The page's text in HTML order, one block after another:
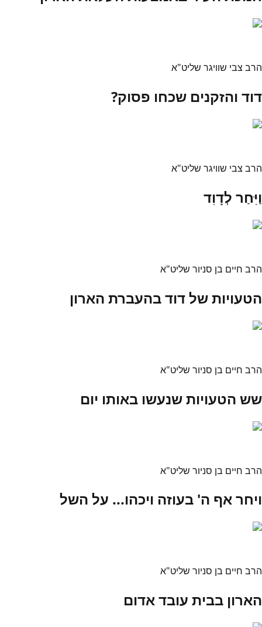
הרב צבי שוויגר שליט"א
דוד והזקנים שכחו פסוק?
הרב צבי שוויגר שליט"א
וַיִּחַר לְדָוִד
הרב חיים בן סניור שליט"א
הטעויות של דוד בהעברת הארון
הרב חיים בן סניור שליט"א
שש הטעויות שנעשו באותו יום
הרב חיים בן סניור שליט"א
ויחר אף ה' בעוזה ויכהו... על השל
הרב חיים בן סניור שליט"א
הארון בבית עובד אדום